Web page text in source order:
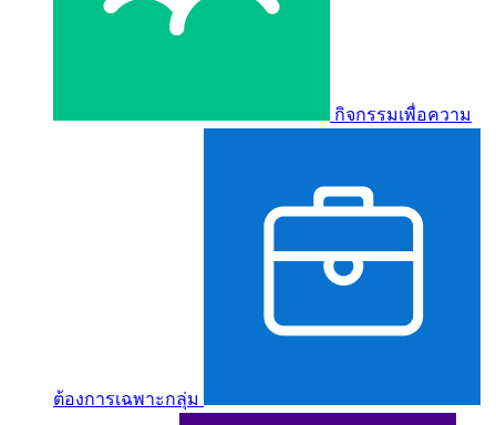
กิจกรรมเพื่อความ
ต้องการเฉพาะกลุ่ม